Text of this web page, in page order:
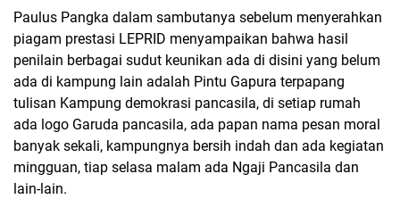
Paulus Pangka dalam sambutanya sebelum menyerahkan
piagam prestasi LEPRID menyampaikan bahwa hasil
penilain berbagai sudut keunikan ada di disini yang belum
ada di kampung lain adalah Pintu Gapura terpapang
tulisan Kampung demokrasi pancasila, di setiap rumah
ada logo Garuda pancasila, ada papan nama pesan moral
banyak sekali, kampungnya bersih indah dan ada kegiatan
mingguan, tiap selasa malam ada Ngaji Pancasila dan
lain-lain.